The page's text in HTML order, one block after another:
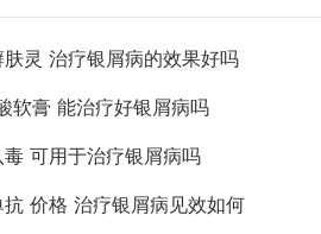
肤灵 治疗银屑病的效果好吗
软膏 能治疗好银屑病吗
毒 可用于治疗银屑病吗
抗 价格 治疗银屑病见效如何